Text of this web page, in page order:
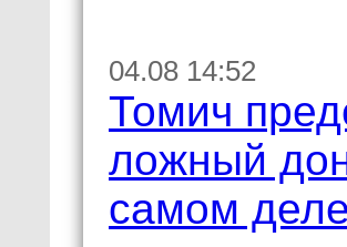
04.08 14:52
Томич
ложный
самом